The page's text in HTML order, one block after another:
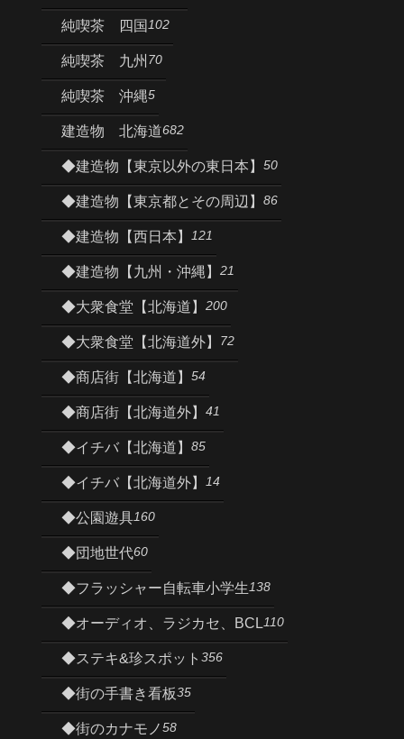
純喫茶 四国 102
純喫茶 九州 70
純喫茶 沖縄5
建造物 北海道682
◆建造物【東京以外の東日本】 50
◆建造物【東京都とその周辺】 86
◆建造物【西日本】 121
◆建造物【九州・沖縄】 21
◆大衆食堂【北海道】 200
◆大衆食堂【北海道外】 72
◆商店街【北海道】 54
◆商店街【北海道外】 41
◆イチバ【北海道】 85
◆イチバ【北海道外】 14
◆公園遊具160
◆団地世代60
◆フラッシャー自転車小学生138
◆オーディオ、ラジカセ、BCL110
◆ステキ&珍スポット 356
◆街の手書き看板35
◆街のカナモノ58